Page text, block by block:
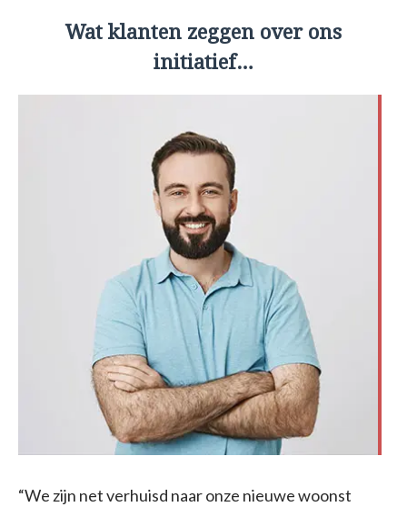
Wat klanten zeggen over ons
initiatief…
“We zijn net verhuisd naar onze nieuwe woonst